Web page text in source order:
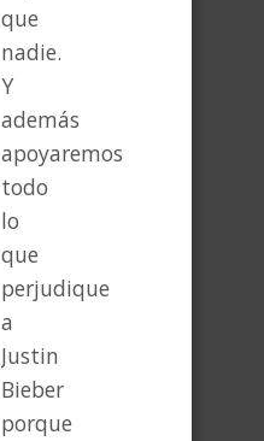
que
nadie.
Y
además
apoyaremos
todo
lo
que
perjudique
a
Justin
Bieber
porque